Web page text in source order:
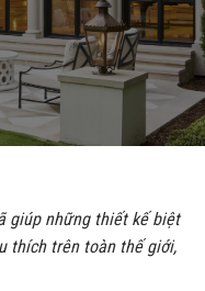
giúp những thiết kế biệt
thích trên toàn thế giới,